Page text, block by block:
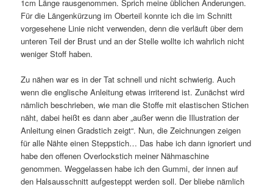
1cm Länge rausgenommen. Sprich meine üblichen Änderungen.
Für die Längenkürzung im Oberteil konnte ich die im Schnitt
vorgesehene Linie nicht verwenden, denn die verläuft über dem
unteren Teil der Brust und an der Stelle wollte ich wahrlich nicht
weniger Stoff haben.
Zu nähen war es in der Tat schnell und nicht schwierig. Auch
wenn die englische Anleitung etwas irriterend ist. Zunächst wird
nämlich beschrieben, wie man die Stoffe mit elastischen Stichen
näht, dabei heißt es dann aber „außer wenn die Illustration der
Anleitung einen Gradstich zeigt“. Nun, die Zeichnungen zeigen
für alle Nähte einen Steppstich… Das habe ich dann ignoriert und
habe den offenen Overlockstich meiner Nähmaschine
genommen. Weggelassen habe ich den Gummi, der innen auf
den Halsausschnitt aufgesteppt werden soll. Der bliebe nämlich